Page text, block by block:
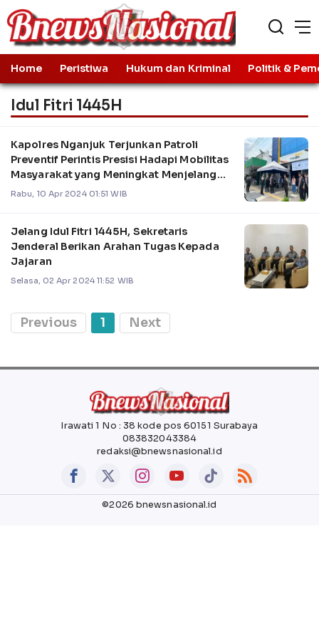
Home Peristiwa Hukum dan Kriminal Politik &
Idul Fitri 1445H
Kapolres Nganjuk Terjunkan Patroli
Preventif Perintis Presisi Hadapi Mobilitas
Masyarakat yang Meningkat Menjelang
Idul Fitri 1445H/2024
Rabu, 10 Apr 2024 01:51 WIB
Jelang Idul Fitri 1445H, Sekretaris
Jenderal Berikan Arahan Tugas Kepada
Jajaran
Selasa, 02 Apr 2024 11:52 WIB
Previous 1 Next
Irawati 1 No : 38 kode pos 60151 Surabaya
083832043384
redaksi@bnewsnasional.id
©2026 bnewsnasional.id